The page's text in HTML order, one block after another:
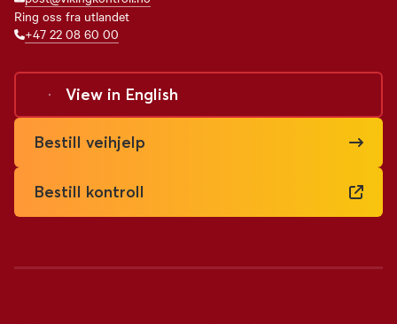
Ring oss fra utlandet
+47 22 08 60 00
View in English
Bestill veihjelp
Bestill kontroll